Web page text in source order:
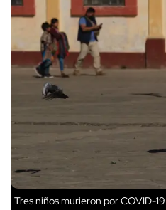
Tres niños murieron por COVID-